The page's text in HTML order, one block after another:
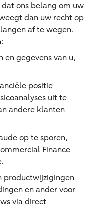
ons belang om uw
dan uw recht op
af te wegen.
gegevens van u,
positie
uit te
andere klanten
op te sporen,
Finance
productwijzigingen
en ander voor
via direct